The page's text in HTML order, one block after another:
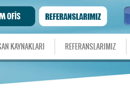
KAYNAKLARI REFERANSLARIMIZ